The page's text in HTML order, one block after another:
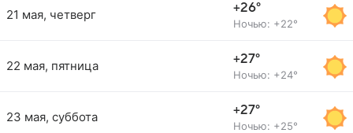
21 мая, четверг +26°
Ночью: +22°
22 мая, пятница +27°
Ночью: +24°
23 мая, суббота +27°
Ночью: +25°